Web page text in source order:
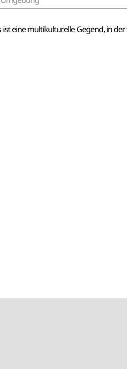
eine multikulturelle Gegend, in